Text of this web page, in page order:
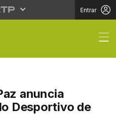
Entrar
La Paz
anuncia
Desportivo de